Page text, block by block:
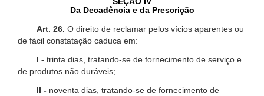
Da Decadência e da Prescrição
Art. 26. O direito de reclamar pelos vícios aparentes ou
de fácil constatação caduca em:
I - trinta dias, tratando-se de fornecimento de serviço e
de produtos não duráveis;
II - noventa dias, tratando-se de fornecimento de